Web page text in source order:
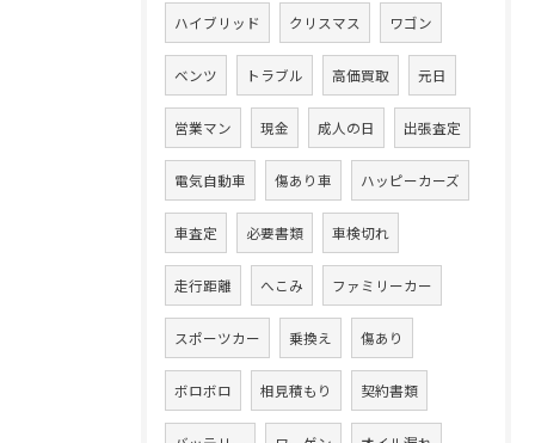
ハイブリッド クリスマス ワゴン
ベンツ トラブル 高価買取 元日
営業マン 現金 成人の日 出張査定
電気自動車 傷あり車 ハッピーカーズ
車査定 必要書類 車検切れ
走行距離 へこみ ファミリーカー
スポーツカー 乗換え 傷あり
ボロボロ 相見積もり 契約書類